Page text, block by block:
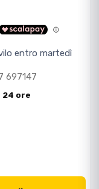
entro martedì
697147
24 ore